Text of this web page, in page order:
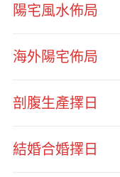
陽宅風水佈局
海外陽宅佈局
剖腹生產擇日
結婚合婚擇日